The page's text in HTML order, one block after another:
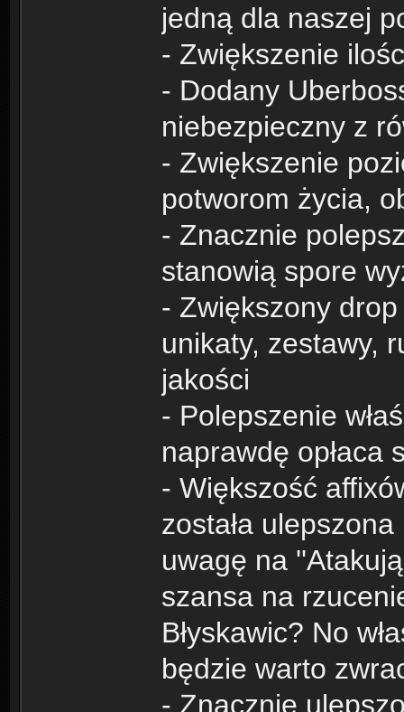
jedną dla naszej
- Zwiększenie
- Dodany
niebezpieczny z
- Zwiększenie
potworom życia,
- Znacznie
stanowią spore
- Zwiększony
unikaty, zestawy,
jakości
- Polepszenie
naprawdę opłaca
- Większość
została
uwagę na
szansa na
Błyskawic? No
będzie warto
- Znacznie